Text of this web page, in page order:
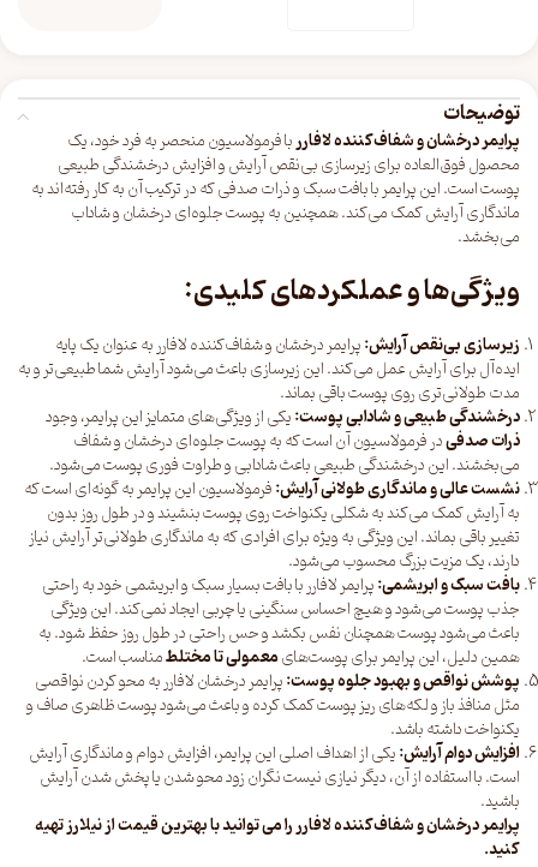
توضیحات
پرایمر درخشان و شفاف‌کننده لافارربا فرمولاسیون منحصر به فرد خود، یک
محصول فوق‌العاده برای زیرسازی بی‌نقص آرایش و افزایش درخشندگی طبیعی
پوست است. این پرایمر با بافت سبک و ذرات صدفی که در ترکیب آن به کار رفته‌اند به
ماندگاری آرایش کمک می‌کند. همچنین به پوست جلوه‌ای درخشان و شاداب
می‌بخشد.
ویژگی‌ها و عملکردهای کلیدی:
زیرسازی بی‌نقص آرایش:پرایمر درخشان و شفاف‌کننده لافارر به عنوان یک پایه
ایده‌آل برای آرایش عمل می‌کند. این زیرسازی باعث می‌شود آرایش شما طبیعی‌تر و به
مدت طولانی‌تری روی پوست باقی بماند.
درخشندگی طبیعی و شادابی پوست:یکی از ویژگی‌های متمایز این پرایمر، وجود
ذرات صدفیدر فرمولاسیون آن است که به پوست جلوه‌ای درخشان و شفاف
می‌بخشند. این درخشندگی طبیعی باعث شادابی و طراوت فوری پوست می‌شود.
نشست عالی و ماندگاری طولانی آرایش:فرمولاسیون این پرایمر به گونه‌ای است که
به آرایش کمک می‌کند به شکلی یکنواخت روی پوست بنشیند و در طول روز بدون
تغییر باقی بماند. این ویژگی به ویژه برای افرادی که به ماندگاری طولانی‌تر آرایش نیاز
دارند، یک مزیت بزرگ محسوب می‌شود.
بافت سبک و ابریشمی:پرایمر لافارر با بافت بسیار سبک و ابریشمی خود به راحتی
جذب پوست می‌شود و هیچ احساس سنگینی یا چربی ایجاد نمی‌کند. این ویژگی
باعث می‌شود پوست همچنان نفس بکشد و حس راحتی در طول روز حفظ شود. به
همین دلیل، این پرایمر برای پوست‌هایمعمولی تا مختلطمناسب است.
پوشش نواقص و بهبود جلوه پوست:پرایمر درخشان لافارر به محو کردن نواقصی
مثل منافذ باز و لکه‌های ریز پوست کمک کرده و باعث می‌شود پوست ظاهری صاف و
یکنواخت داشته باشد.
افزایش دوام آرایش:یکی از اهداف اصلی این پرایمر، افزایش دوام و ماندگاری آرایش
است. با استفاده از آن، دیگر نیازی نیست نگران زود محو شدن یا پخش شدن آرایش
باشید.
پرایمر درخشان و شفاف‌کننده لافارر را می توانید با بهترین قیمت ازنیلارزتهیه
کنید.